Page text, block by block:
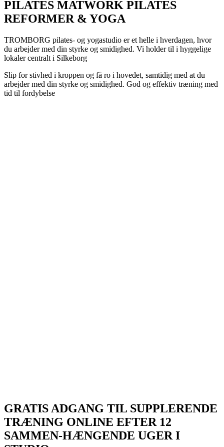
PILATES MATWORK PILATES
REFORMER & YOGA
TROMBORG pilates- og yogastudio er et helle i hverdagen, hvor
du arbejder med din styrke og smidighed. Vi holder til i hyggelige
lokaler centralt i Silkeborg
Slip for stivhed i kroppen og få ro i hovedet, samtidig med at du
arbejder med din styrke og smidighed. God og effektiv træning med
tid til fordybelse
GRATIS ADGANG TIL SUPPLERENDE
TRÆNING ONLINE EFTER 12
SAMMEN-HÆNGENDE UGER I